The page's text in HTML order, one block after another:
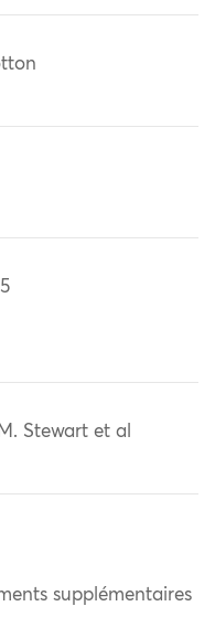
Stewart et al
supplémentaires